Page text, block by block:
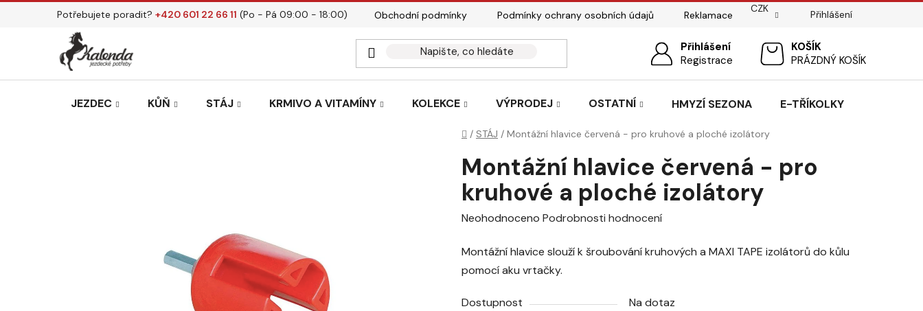
Přejít
Potřebujete poradit? +420 601 22 66 11 (Po - Pá 09:00 - 18:00) Obchodní podmínky Podmínky ochrany osobních údajů
Reklamace
Pasování sedel pro koně
CZK
Přihlášení
Přihlášení
Registrace
NÁKUPNÍPRÁZDNÝ KOŠÍK
JEZDEC KŮŇ STÁJ KRMIVO A VITAMÍNY KOLEKCE VÝPRODEJ OSTATNÍ HMYZÍ SEZONA E-TŘÍKOLKY
Domů
/ STÁJ / Montážní hlavice červená - pro kruhové a ploché izolátory
Montážní hlavice červená - pro
kruhové a ploché izolátory
Průměrné
produktu
je
Neohodnoceno Podrobnosti hodnocení
Montážní hlavice slouží k šroubování kruhových a MAXI TAPE izolátorů do kůlu
pomocí aku vrtačky.
Dostupnost
Na dotaz